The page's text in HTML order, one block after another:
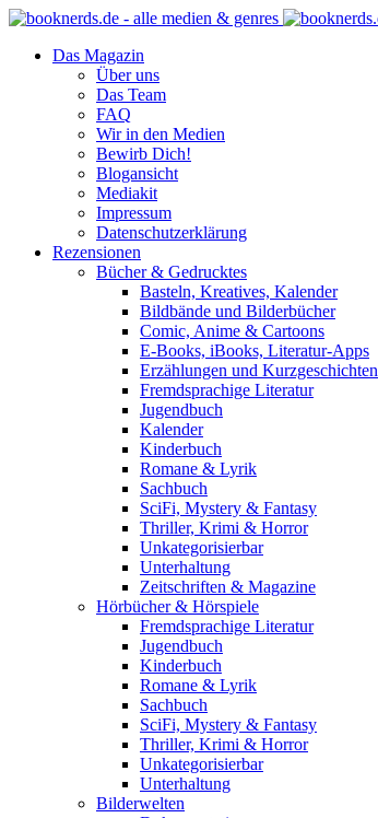
Das Magazin
Über uns
Das Team
FAQ
Wir in den Medien
Bewirb Dich!
Blogansicht
Mediakit
Impressum
Datenschutzerklärung
Rezensionen
Bücher & Gedrucktes
Basteln, Kreatives, Kalender
Bildbände und Bilderbücher
Comic, Anime & Cartoons
E-Books, iBooks, Literatur-Apps
Erzählungen und Kurzgeschichten
Fremdsprachige Literatur
Jugendbuch
Kalender
Kinderbuch
Romane & Lyrik
Sachbuch
SciFi, Mystery & Fantasy
Thriller, Krimi & Horror
Unkategorisierbar
Unterhaltung
Zeitschriften & Magazine
Hörbücher & Hörspiele
Fremdsprachige Literatur
Jugendbuch
Kinderbuch
Romane & Lyrik
Sachbuch
SciFi, Mystery & Fantasy
Thriller, Krimi & Horror
Unkategorisierbar
Unterhaltung
Bilderwelten